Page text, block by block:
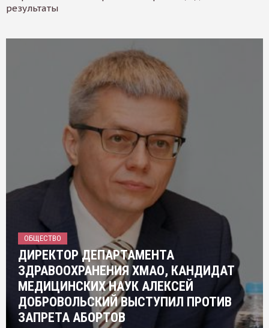
результаты
ОБЩЕСТВО
ДИРЕКТОР ДЕПАРТАМЕНТА
ЗДРАВООХРАНЕНИЯ ХМАО, КАНДИДАТ
МЕДИЦИНСКИХ НАУК АЛЕКСЕЙ
ДОБРОВОЛЬСКИЙ ВЫСТУПИЛ ПРОТИВ
ЗАПРЕТА АБОРТОВ